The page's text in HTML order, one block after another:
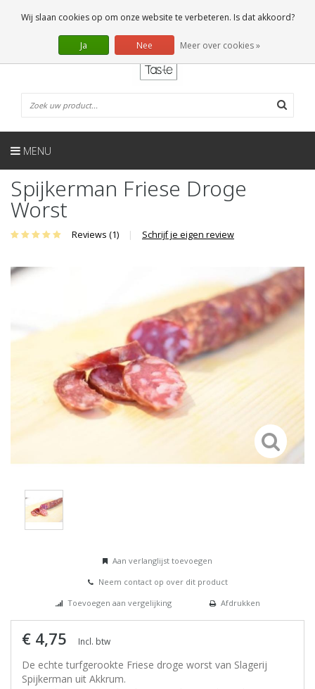
0 Artikelen
NL
MENU
Spijkerman Friese Droge
Worst
Reviews (1) | Schrijf je eigen review
Aan verlanglijst toevoegen
Neem contact op over dit product
Toevoegen aan vergelijking
Afdrukken
€ 4,75 Incl. btw
De echte turfgerookte Friese droge worst van Slagerij
Spijkerman uit Akkrum.
Wij slaan cookies op om onze website te verbeteren. Is dat akkoord?
Ja Nee Meer over cookies »